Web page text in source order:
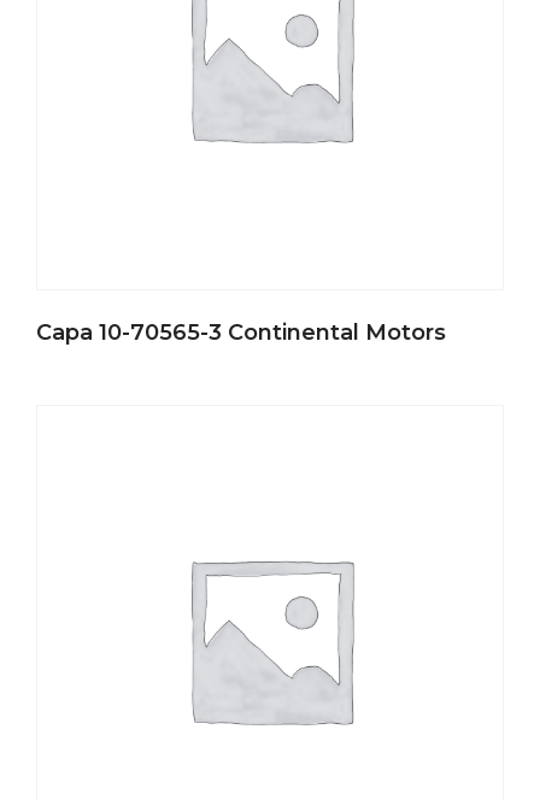
Capa 10-70565-3 Continental Motors